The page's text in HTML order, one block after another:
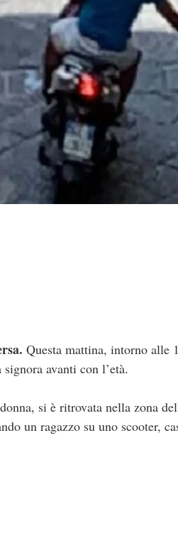
Questa mattina, intorno alle
signora avanti con l’età.
si è ritrovata nella zona
un ragazzo su uno scooter,